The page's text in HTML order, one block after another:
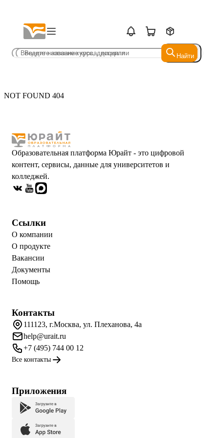
Найти
Найти
NOT FOUND 404
Образовательная платформа Юрайт - это цифровой
контент, сервисы, данные для университетов и
колледжей.
Ссылки
О компании
О продукте
Вакансии
Документы
Помощь
Контакты
111123, г.Москва, ул. Плеханова, 4а
help@urait.ru
+7 (495) 744 00 12
Все контакты
Приложения